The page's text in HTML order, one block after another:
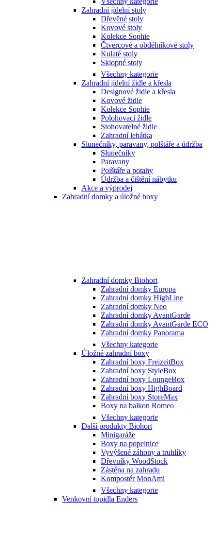
Zahradní jídelní stoly
Dřevěné stoly
Kovové stoly
Kolekce Sophie
Čtvercové a obdélníkové stoly
Kulaté stoly
Sklopné stoly
Všechny kategorie
Zahradní jídelní židle a křesla
Designové židle a křesla
Kovové židle
Kolekce Sophie
Polohovací židle
Stohovatelné židle
Zahradní lehátka
Slunečníky, paravany, polštáře a údržba
Slunečníky
Paravany
Polštáře a potahy
Údržba a čištění nábytku
Akce a výprodej
Zahradní domky a úložné boxy
Zahradní domky Biohort
Zahradní domky Europa
Zahradní domky HighLine
Zahradní domky Neo
Zahradní domky AvantGarde
Zahradní domky AvantGarde ECO
Zahradní domky Panorama
Všechny kategorie
Úložné zahradní boxy
Zahradní boxy FreizeitBox
Zahradní boxy StyleBox
Zahradní boxy LoungeBox
Zahradní boxy HighBoard
Zahradní boxy StoreMax
Boxy na balkon Romeo
Všechny kategorie
Další produkty Biohort
Minigaráže
Boxy na popelnice
Vyvýšené záhony a truhlíky
Dřevníky WoodStock
Zástěna na zahradu
Kompostér MonAmi
Všechny kategorie
Venkovní topidla Enders